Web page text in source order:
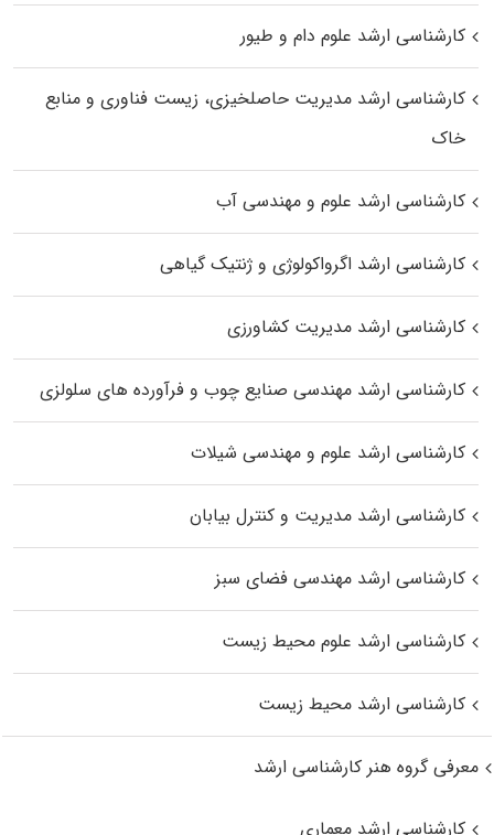
کارشناسی ارشد علوم دام و طیور
کارشناسی ارشد مدیریت حاصلخیزی، زیست فناوری و منابع
خاک
کارشناسی ارشد علوم و مهندسی آب
کارشناسی ارشد اگرواکولوژی و ژنتیک گیاهی
کارشناسی ارشد مدیریت کشاورزی
کارشناسی ارشد مهندسی صنایع چوب و فرآورده‌ های سلولزی
کارشناسی ارشد علوم و مهندسی شیلات
کارشناسی ارشد مدیریت و کنترل بیابان
کارشناسی ارشد مهندسی فضای سبز
کارشناسی ارشد علوم محیط‌ زیست
کارشناسی ارشد محیط زیست
معرفی گروه هنر کارشناسی ارشد
کارشناسی ارشد معماری